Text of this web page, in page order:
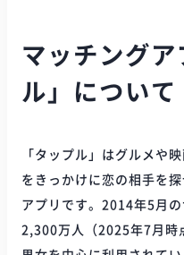
マッチング
ル」について
「タップル」はグルメや
をきっかけに恋の相手を
アプリです。2014年5月
2,300万人（2025年7月時